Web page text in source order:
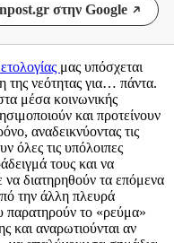
στην Google
μας υπόσχεται
της νεότητας για… πάντα.
μέσα κοινωνικής
και προτείνουν
αναδεικνύοντας τις
όλες τις υπόλοιπες
τους και να
να διατηρηθούν τα επόμενα
την άλλη πλευρά
παρατηρούν το «ρεύμα»
και αναρωτιούνται αν